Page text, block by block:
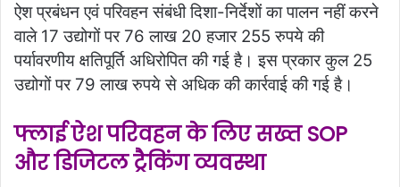
ऐश प्रबंधन एवं परिवहन संबंधी दिशा-निर्देशों का पालन नहीं करने
वाले 17 उद्योगों पर 76 लाख 20 हजार 255 रुपये की
पर्यावरणीय क्षतिपूर्ति अधिरोपित की गई है। इस प्रकार कुल 25
उद्योगों पर 79 लाख रुपये से अधिक की कार्रवाई की गई है।
फ्लाई ऐश परिवहन के लिए सख्त SOP
और डिजिटल ट्रैकिंग व्यवस्था